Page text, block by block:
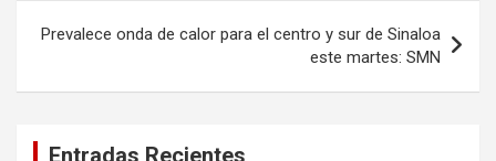
Prevalece onda de calor para el centro y sur de Sinaloa
este martes: SMN
Entradas Recientes